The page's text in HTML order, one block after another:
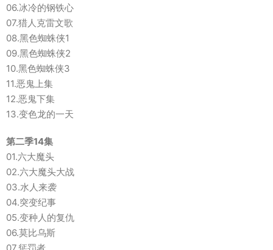
06.冰冷的钢铁心
07.猎人克雷文歌
08.黑色蜘蛛侠1
09.黑色蜘蛛侠2
10.黑色蜘蛛侠3
11.恶鬼上集
12.恶鬼下集
13.变色龙的一天
第二季14集
01.六大魔头
02.六大魔头大战
03.水人来袭
04.突变纪事
05.变种人的复仇
06.莫比乌斯
07.惩罚者